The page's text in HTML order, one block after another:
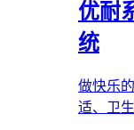
优耐
统
做快乐
适、卫